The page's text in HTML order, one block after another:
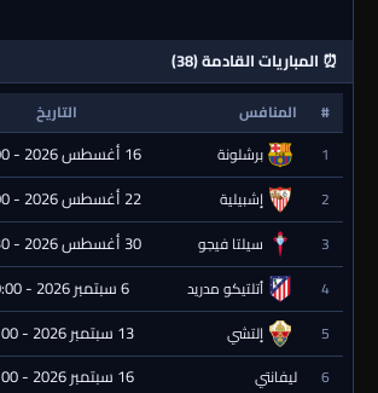
⏰ المباريات القادمة (38)
# المنافس التاريخ
1
برشلونة 16 أغسطس 2026 - 18:00
2 إشبيلية 22 أغسطس 2026 - 18:00
3 سيلتا فيجو 30 أغسطس 2026 - 22:30
4 أتلتيكو مدريد 6 سبتمبر 2026 - 20:00
5 إلتشي 13 سبتمبر 2026 - 20:00
6 ليفانتي 16 سبتمبر 2026 - 20:00